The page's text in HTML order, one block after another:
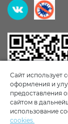
выберите
Исследования
Личные мед
Тараканы,
Политика
Сайт использует
оформления и
предоставления
сайтом в
использование
cookies.